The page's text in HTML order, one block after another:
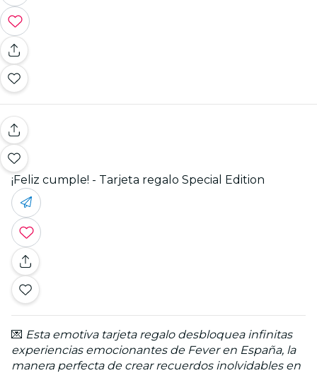
¡Feliz cumple! - Tarjeta regalo Special Edition
💌 Esta emotiva tarjeta regalo desbloquea infinitas
experiencias emocionantes de Fever en España, la
manera perfecta de crear recuerdos inolvidables en